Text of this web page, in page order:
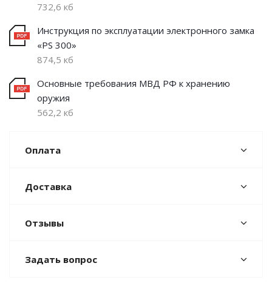
732,6 кб
Инструкция по эксплуатации электронного замка
«PS 300»
874,5 кб
Основные требования МВД РФ к хранению
оружия
562,2 кб
Оплата
Доставка
Отзывы
Задать вопрос